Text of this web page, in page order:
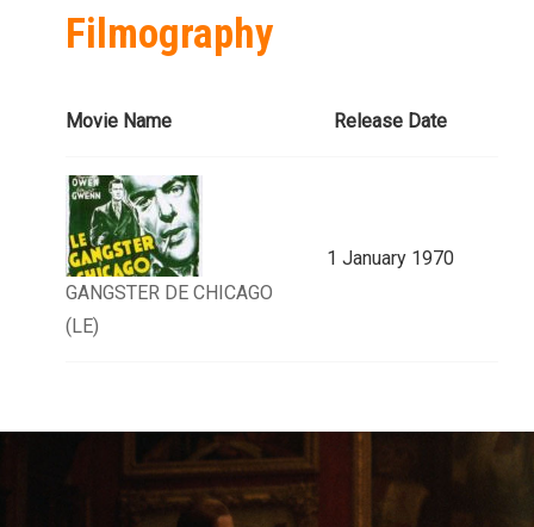
Filmography
Movie Name Release Date
GANGSTER DE CHICAGO
(LE)
1 January 1970